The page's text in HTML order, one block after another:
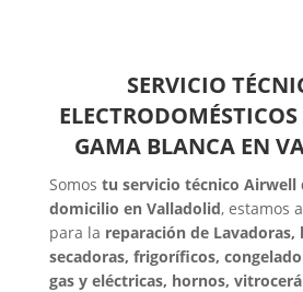
SERVICIO
GAMA BLANCA EN
Somos tu servicio técnico Airwell
domicilio en Valladolid, estamos
para la reparación de Lavadoras,
secadoras, frigoríficos,
gas y eléctricas, hornos,